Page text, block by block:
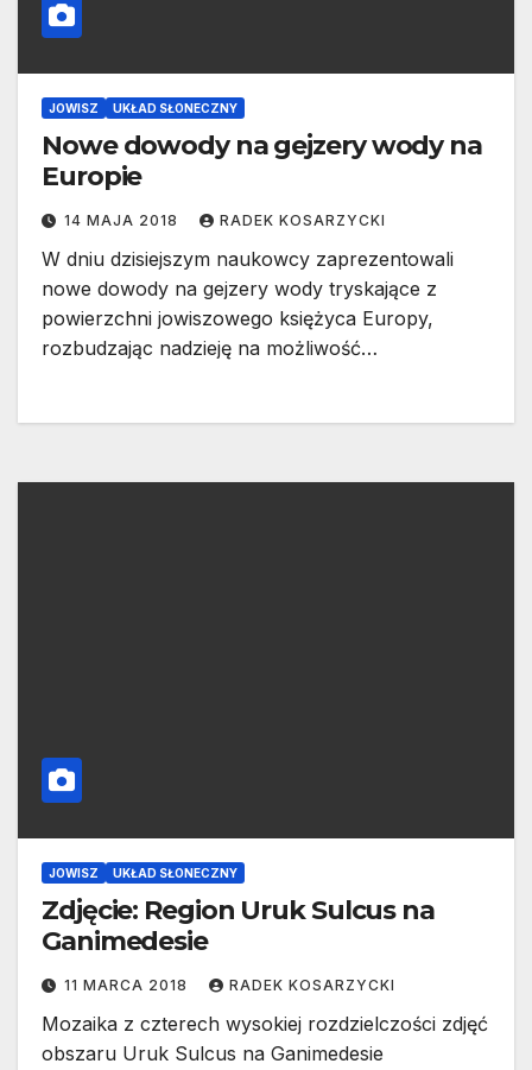
JOWISZ UKŁAD SŁONECZNY
Nowe dowody na gejzery wody na
Europie
14 MAJA 2018 RADEK KOSARZYCKI
W dniu dzisiejszym naukowcy zaprezentowali
nowe dowody na gejzery wody tryskające z
powierzchni jowiszowego księżyca Europy,
rozbudzając nadzieję na możliwość…
JOWISZ UKŁAD SŁONECZNY
Zdjęcie: Region Uruk Sulcus na
Ganimedesie
11 MARCA 2018 RADEK KOSARZYCKI
Mozaika z czterech wysokiej rozdzielczości zdjęć
obszaru Uruk Sulcus na Ganimedesie